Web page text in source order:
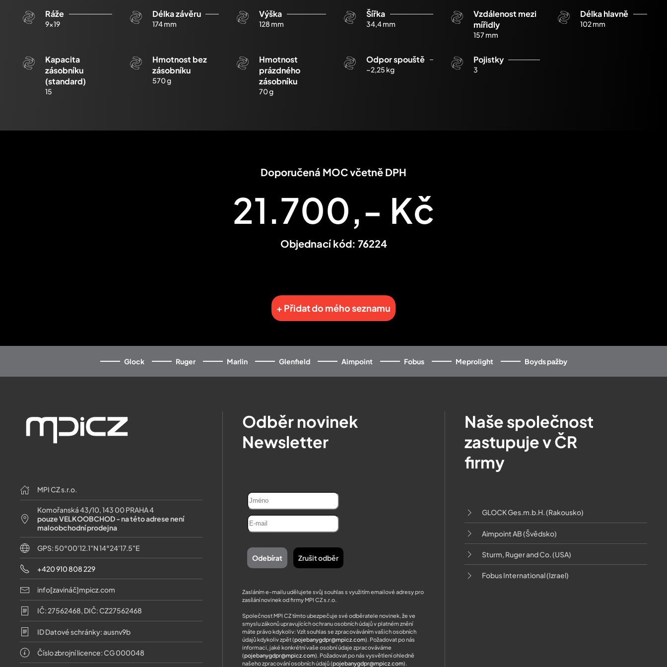
Ráže
9x19
Délka závěru
174 mm
Výška
128 mm
Šířka
34,4 mm
Vzdálenost mezi
mířidly
157 mm
Délka hlavně
102 mm
Kapacita
zásobníku
(standard)
15
Hmotnost bez
zásobníku
570 g
Hmotnost
prázdného
zásobníku
70 g
Odpor spouště
~2,25 kg
Pojistky
3
Doporučená MOC včetně DPH
21.700,- Kč
Objednací kód: 76224
+ Přidat do mého seznamu
Glock Ruger Marlin Glenfield Aimpoint Fobus Meprolight Boyds pažby
MPI CZ s.r.o.
Komořanská 43/10, 143 00 PRAHA 4
pouze VELKOOBCHOD - na této adrese není
maloobchodní prodejna
GPS: 50°00'12.1"N 14°24'17.5"E
+420 910 808 229
info[zavináč]mpicz.com
IČ: 27562468, DIČ: CZ27562468
ID Datové schránky: ausnv9b
Číslo zbrojní licence: CG 000048
Odběr novinek
Newsletter
Zasláním e-mailu udělujete svůj souhlas s využitím emailové adresy pro
zasílání novinek od firmy MPI CZ s.r.o.
Společnost MPI CZ tímto ubezpečuje své odběratele novinek, že ve
smyslu zákonů upravujících ochranu osobních údajů v platném znění
máte právo kdykoliv: Vzít souhlas se zpracováváním vašich osobních
údajů kdykoliv zpět (pojebanygdpr@mpicz.com). Požadovat po nás
informaci, jaké konkrétní vaše osobní údaje zpracováváme
(pojebanygdpr@mpicz.com). Požadovat po nás vysvětlení ohledně
našeho zpracování osobních údajů (pojebanygdpr@mpicz.com).
Naše společnost
zastupuje v ČR
firmy
GLOCK Ges.m.b.H. (Rakousko)
Aimpoint AB (Švědsko)
Sturm, Ruger and Co. (USA)
Fobus International (Izrael)